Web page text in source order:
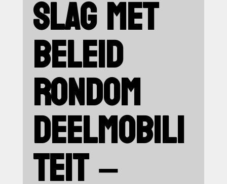
SLAG MET
BELEID
RONDOM
DEELMOBILI
TEIT –